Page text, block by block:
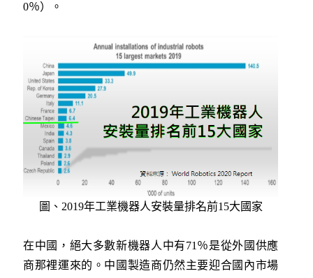
0％）。
圖、 2019年工業機器人安裝量排名前15大國家
在中國，絕大多數新機器人中有71％是從外國供應
商那裡運來的。中國製造商仍然主要迎合國內市場